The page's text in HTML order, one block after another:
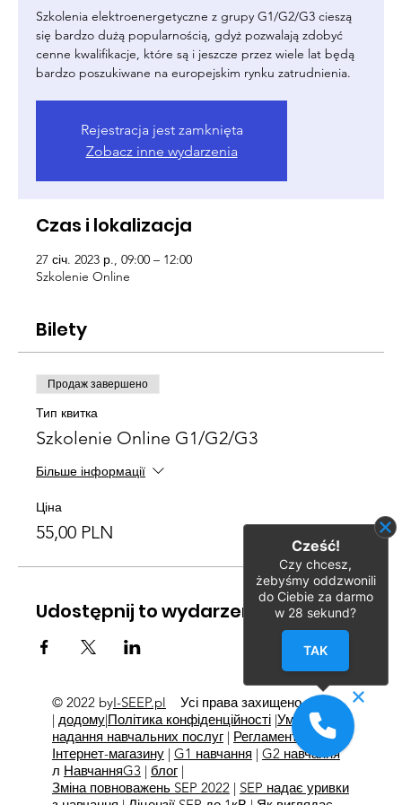
Szkolenia elektroenergetyczne z grupy G1/G2/G3 cieszą
się bardzo dużą popularnością, gdyż pozwalają zdobyć
cenne kwalifikacje, które są i jeszcze przez wiele lat będą
bardzo poszukiwane na europejskim rynku zatrudnienia.
Rejestracja jest zamknięta
Zobacz inne wydarzenia
Czas i lokalizacja
27 січ. 2023 р., 09:00 – 12:00
Szkolenie Online
Bilety
Продаж завершено
Тип квитка
Szkolenie Online G1/G2/G3
Більше інформації
Ціна
55,00 PLN
Udostępnij to wydarzenie
© 2022 byI-SEEP.pl
Усі права захищено
| додому|Політика конфіденційності|Умови
надання навчальних послуг| Регламент
Інтернет-магазину | G1 навчання | G2 навчання
л НавчанняG3 | блог|
Зміна повноважень SEP 2022 | SEP надає уривки
Cześć!
Czy chcesz,
żebyśmy oddzwonili
do Ciebie za darmo
w 28 sekund?
TAK